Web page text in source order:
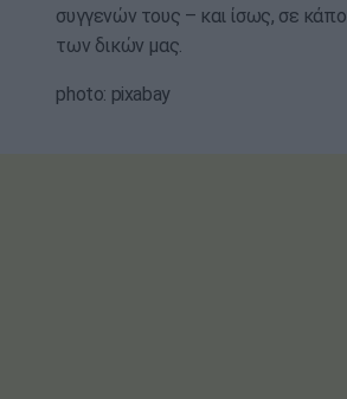
συγγενών τους – και ίσως, σε
των δικών μας.
photo: pixabay